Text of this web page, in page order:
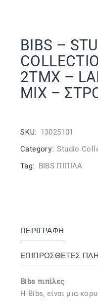
BIBS –
2ΤΜΧ –
MIX –
SKU: 13025101
Category: Studio
Tag: BIBS ΠΙΠΙΛΑ
ΠΕΡΙΓΡΑΦΉ
ΕΠΙΠΡΌΣΘΕΤΕΣ
Bibs πιπίλες
Η Bibs, είναι μια